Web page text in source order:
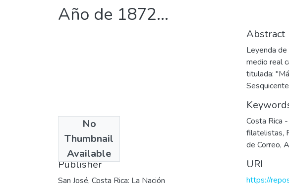
Año de 1872...
No
Thumbnail
Available
1971-09-14
Publisher
San José, Costa Rica: La Nación
Abstract
Leyenda
medio real
titulada:
Costa Rica
filatelistas,
de Correo,
URI
https://